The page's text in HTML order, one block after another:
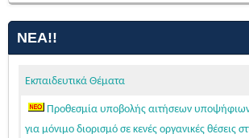
ΝΈΑ!!
Εκπαιδευτικά Θέματα
Προθεσμία υποβολής αιτήσεων
για μόνιμο διορισμό σε κενές οργανικές θέσεις